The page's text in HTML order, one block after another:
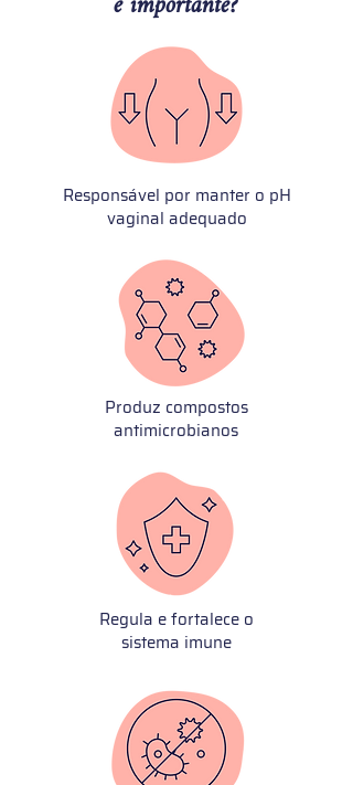
Responsável por manter o pH
vaginal adequado
Produz compostos
antimicrobianos
Regula e fortalece o
sistema imune